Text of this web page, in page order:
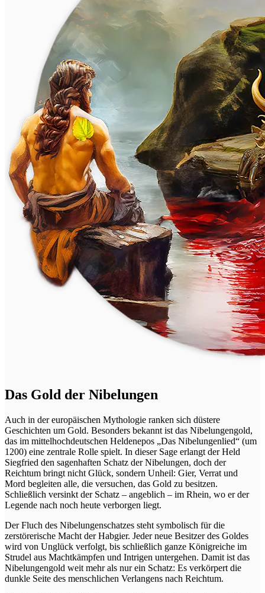
Das Gold der Nibelungen
Auch in der europäischen Mythologie ranken sich düstere
Geschichten um Gold. Besonders bekannt ist das Nibelungengold,
das im mittelhochdeutschen Heldenepos „Das Nibelungenlied“ (um
1200) eine zentrale Rolle spielt. In dieser Sage erlangt der Held
Siegfried den sagenhaften Schatz der Nibelungen, doch der
Reichtum bringt nicht Glück, sondern Unheil: Gier, Verrat und
Mord begleiten alle, die versuchen, das Gold zu besitzen.
Schließlich versinkt der Schatz – angeblich – im Rhein, wo er der
Legende nach noch heute verborgen liegt.
Der Fluch des Nibelungenschatzes steht symbolisch für die
zerstörerische Macht der Habgier. Jeder neue Besitzer des Goldes
wird von Unglück verfolgt, bis schließlich ganze Königreiche im
Strudel aus Machtkämpfen und Intrigen untergehen. Damit ist das
Nibelungengold weit mehr als nur ein Schatz: Es verkörpert die
dunkle Seite des menschlichen Verlangens nach Reichtum.